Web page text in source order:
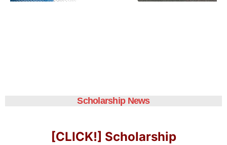
Scholarship News
[CLICK!] Scholarship